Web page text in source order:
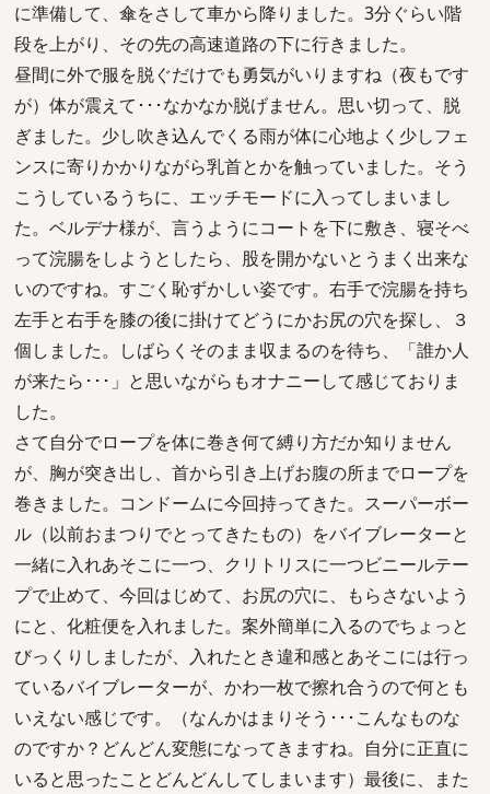
に準備して、傘をさして車から降りました。3分ぐらい階
段を上がり、その先の高速道路の下に行きました。
昼間に外で服を脱ぐだけでも勇気がいりますね（夜もです
が）体が震えて･･･なかなか脱げません。思い切って、脱
ぎました。少し吹き込んでくる雨が体に心地よく少しフェ
ンスに寄りかかりながら乳首とかを触っていました。そう
こうしているうちに、エッチモードに入ってしまいまし
た。ベルデナ様が、言うようにコートを下に敷き、寝そべ
って浣腸をしようとしたら、股を開かないとうまく出来な
いのですね。すごく恥ずかしい姿です。右手で浣腸を持ち
左手と右手を膝の後に掛けてどうにかお尻の穴を探し、３
個しました。しばらくそのまま収まるのを待ち、「誰か人
が来たら･･･」と思いながらもオナニーして感じておりま
した。
さて自分でロープを体に巻き何て縛り方だか知りません
が、胸が突き出し、首から引き上げお腹の所までロープを
巻きました。コンドームに今回持ってきた。スーパーボー
ル（以前おまつりでとってきたもの）をバイブレーターと
一緒に入れあそこに一つ、クリトリスに一つビニールテー
プで止めて、今回はじめて、お尻の穴に、もらさないよう
にと、化粧便を入れました。案外簡単に入るのでちょっと
びっくりしましたが、入れたとき違和感とあそこには行っ
ているバイブレーターが、かわ一枚で擦れ合うので何とも
いえない感じです。（なんかはまりそう･･･こんなものな
のですか？どんどん変態になってきますね。自分に正直に
いると思ったことどんどんしてしまいます）最後に、また